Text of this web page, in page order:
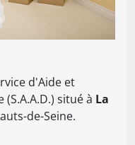
d'Aide et
situé à La
de-Seine.